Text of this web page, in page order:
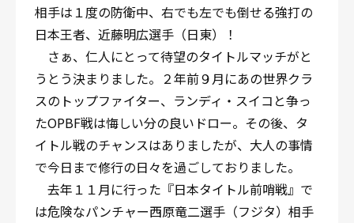
相手は１度の防衛中、右でも左でも倒せる強打の
日本王者、近藤明広選手（日東）！
さぁ、仁人にとって待望のタイトルマッチがと
うとう決まりました。２年前９月にあの世界クラ
スのトップファイター、ランディ・スイコと争っ
たOPBF戦は悔しい分の良いドロー。その後、タ
イトル戦のチャンスはありましたが、大人の事情
で今日まで修行の日々を過ごしておりました。
去年１１月に行った『日本タイトル前哨戦』で
は危険なパンチャー西原竜二選手（フジタ）相手